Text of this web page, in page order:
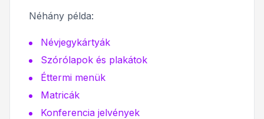
Néhány példa:
Névjegykártyák
Szórólapok és plakátok
Éttermi menük
Matricák
Konferencia jelvények